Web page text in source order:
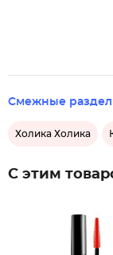
Смежные
Холика Холика
С этим